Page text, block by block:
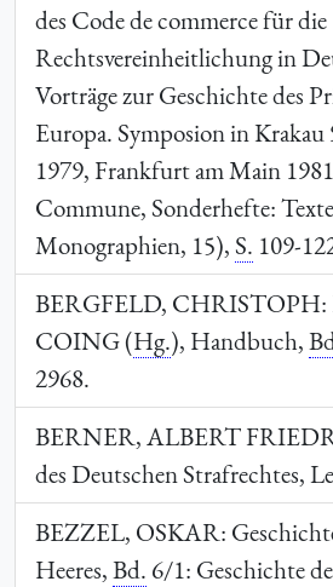
des Code de commerce für die
Rechtsvereinheitlichung in
Vorträge zur Geschichte des
Europa. Symposion in
1979, Frankfurt am Main
Commune, Sonderhefte:
Monographien, 15),S. 109-
BERGFELD, CHRISTOPH:
COING(Hg.), Handbuch,
2968.
BERNER, ALBERT
des Deutschen Strafrechtes,
BEZZEL, OSKAR:
Heeres,Bd. 6/1: Geschichte